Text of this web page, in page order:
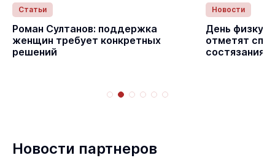
Статьи
Роман Султанов: поддержка
женщин требует конкретных
решений
Новости
День
отметят
Новости партнеров